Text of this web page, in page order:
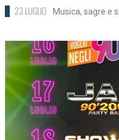
23 LUGLIO Musica, sagre e